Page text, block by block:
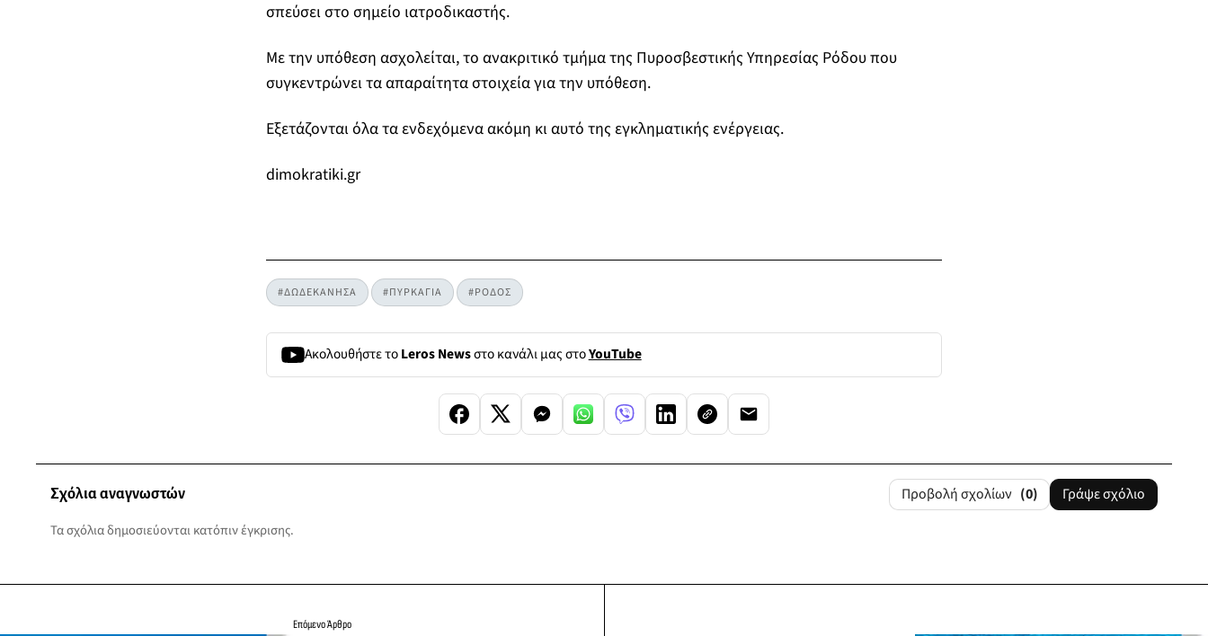
σπεύσει στο σημείο ιατροδικαστής.
Με την υπόθεση ασχολείται, το ανακριτικό τμήμα της Πυροσβεστικής Υπηρεσίας Ρόδου που
συγκεντρώνει τα απαραίτητα στοιχεία για την υπόθεση.
Eξετάζονται όλα τα ενδεχόμενα ακόμη κι αυτό της εγκληματικής ενέργειας.
dimokratiki.gr
#ΔΩΔΕΚΑΝΗΣΑ #ΠΥΡΚΑΓΙΑ #ΡΟΔΟΣ
Ακολουθήστε τοLeros Newsστο κανάλι μας στοYouTube
Σχόλια αναγνωστών Προβολή σχολίων (0) Γράψε σχόλιο
Τα σχόλια δημοσιεύονται κατόπιν έγκρισης.
Επόμενο Άρθρο